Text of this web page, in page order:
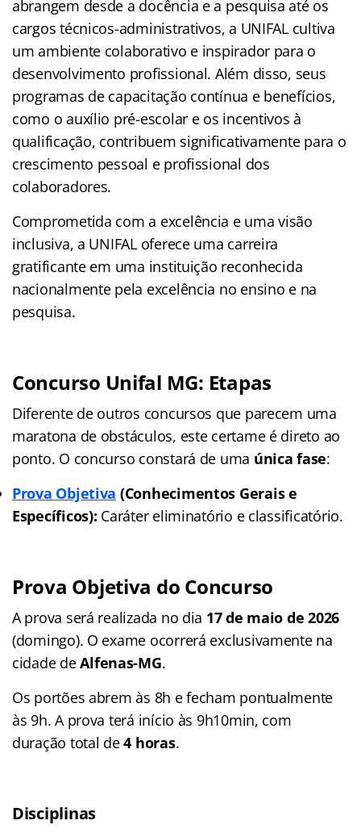
abrangem desde a docência e a pesquisa até os
cargos técnicos-administrativos, a UNIFAL cultiva
um ambiente colaborativo e inspirador para o
desenvolvimento profissional. Além disso, seus
programas de capacitação contínua e benefícios,
como o auxílio pré-escolar e os incentivos à
qualificação, contribuem significativamente para o
crescimento pessoal e profissional dos
colaboradores.
Comprometida com a excelência e uma visão
inclusiva, a UNIFAL oferece uma carreira
gratificante em uma instituição reconhecida
nacionalmente pela excelência no ensino e na
pesquisa.
Concurso Unifal MG: Etapas
Diferente de outros concursos que parecem uma
maratona de obstáculos, este certame é direto ao
ponto. O concurso constará de uma única fase:
Prova Objetiva (Conhecimentos Gerais e
Específicos): Caráter eliminatório e classificatório.
Prova Objetiva do Concurso
A prova será realizada no dia 17 de maio de 2026
(domingo). O exame ocorrerá exclusivamente na
cidade deAlfenas-MG.
Os portões abrem às 8h e fecham pontualmente
às 9h. A prova terá início às 9h10min, com
duração total de4 horas.
Disciplinas